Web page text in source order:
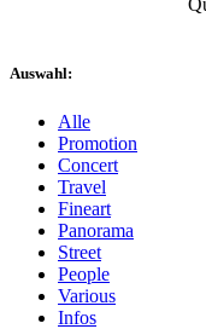
Auswahl:
Alle
Promotion
Concert
Travel
Fineart
Panorama
Street
People
Various
Infos